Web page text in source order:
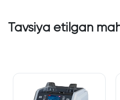
Tavsiya etilgan